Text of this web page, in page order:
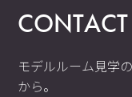
CONTACT
モデルルーム見学
から。